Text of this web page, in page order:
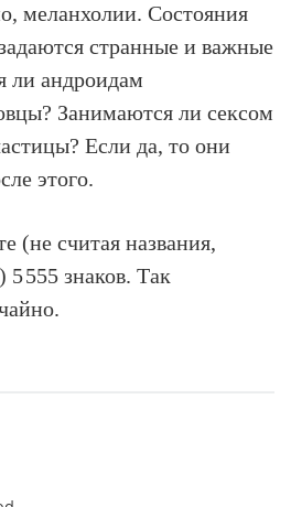
меланхолии. Состояния
странные и важные
ли андроидам
Занимаются ли сексом
Если да, то они
этого.
(не считая названия,
5 555 знаков. Так